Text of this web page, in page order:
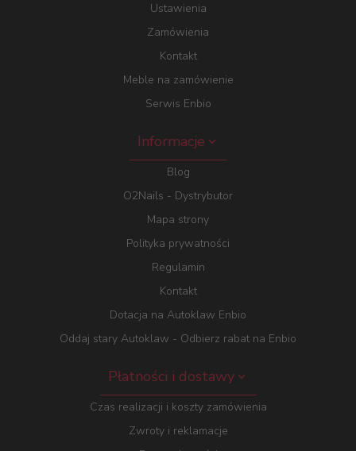
Ustawienia
Zamówienia
Kontakt
Meble na zamówienie
Serwis Enbio
Informacje
Blog
O2Nails - Dystrybutor
Mapa strony
Polityka prywatności
Regulamin
Kontakt
Dotacja na Autoklaw Enbio
Oddaj stary Autoklaw - Odbierz rabat na Enbio
Płatności i dostawy
Czas realizacji i koszty zamówienia
Zwroty i reklamacje